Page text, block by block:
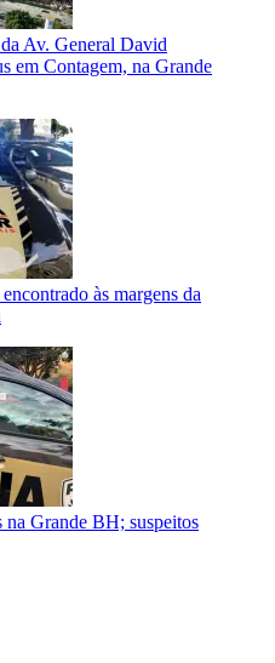
Av. General David
em Contagem, na Grande
às margens da
na Grande BH; suspeitos